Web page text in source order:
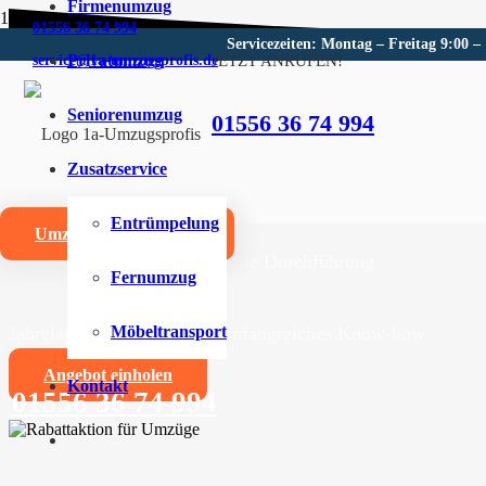
01556 36 74 994
service@1a-umzugsprofis.de
Servicezeiten: Montag – Freitag 9:00 –
JETZT ANRUFEN!
01556 36 74 994
Firmenumzug
Privatumzug
Seniorenumzug
Zusatzservice
Entrümpelung
Fernumzug
Möbeltransport
Kontakt
Umzugskostenrechner
Umzugsunternehmen für
Wir sind Ihr kompetentes Umzugsunternehmen für
Zuverlässige und professionelle Durchführung
Jahrelange Erfahrung und umfangreiches Know-how
Angebot einholen
01556 36 74 994